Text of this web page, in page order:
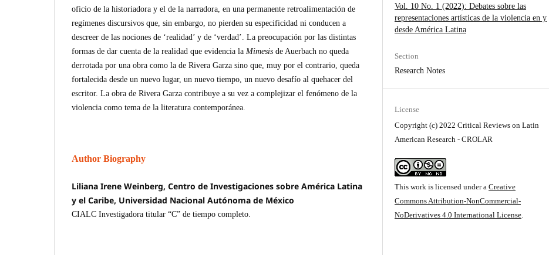
oficio de la historiadora y el de la narradora, en una permanente retroalimentación de
regímenes discursivos que, sin embargo, no pierden su especificidad ni conducen a
descreer de las nociones de ‘realidad’ y de ‘verdad’. La preocupación por las distintas
formas de dar cuenta de la realidad que evidencia la Mimesis de Auerbach no queda
derrotada por una obra como la de Rivera Garza sino que, muy por el contrario, queda
fortalecida desde un nuevo lugar, un nuevo tiempo, un nuevo desafío al quehacer del
escritor. La obra de Rivera Garza contribuye a su vez a complejizar el fenómeno de la
violencia como tema de la literatura contemporánea.
Author Biography
Liliana Irene Weinberg, Centro de Investigaciones sobre América Latina
y el Caribe, Universidad Nacional Autónoma de México
CIALC Investigadora titular “C” de tiempo completo.
Vol. 10 No. 1 (2022): Debates sobre las
representaciones artísticas de la violencia en y
desde América Latina
Section
Research Notes
License
Copyright (c) 2022 Critical Reviews on Latin
American Research - CROLAR
This work is licensed under aCreative
Commons Attribution-NonCommercial-
NoDerivatives 4.0 International License